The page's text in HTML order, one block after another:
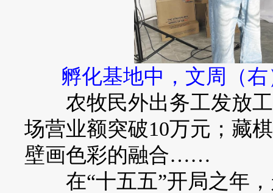
孵化基地中，文周（
农牧民外出务工发放工
场营业额突破10万元；藏
壁画色彩的融合……
在“十五五”开局之年，